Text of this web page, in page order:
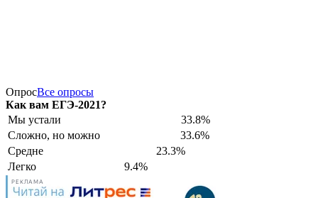
ОпросВсе опросы
Как вам ЕГЭ-2021?
Мы устали
33.8%
Сложно, но можно
33.6%
Средне
23.3%
Легко
9.4%
РЕКЛАМА